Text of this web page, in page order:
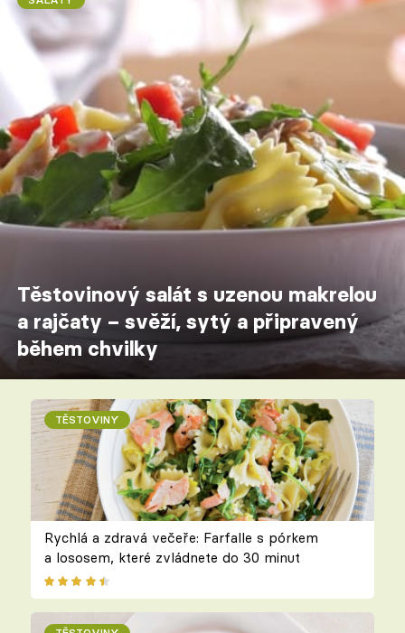
Těstovinový salát s uzenou makrelou
a rajčaty – svěží, sytý a připravený
během chvilky
TĚSTOVINY
Rychlá a zdravá večeře: Farfalle s pórkem
a lososem, které zvládnete do 30 minut